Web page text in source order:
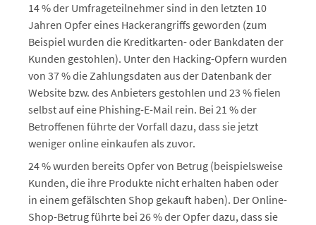
14 % der Umfrageteilnehmer sind in den letzten 10
Jahren Opfer eines Hackerangriffs geworden (zum
Beispiel wurden die Kreditkarten- oder Bankdaten der
Kunden gestohlen). Unter den Hacking-Opfern wurden
von 37 % die Zahlungsdaten aus der Datenbank der
Website bzw. des Anbieters gestohlen und 23 % fielen
selbst auf eine Phishing-E-Mail rein. Bei 21 % der
Betroffenen führte der Vorfall dazu, dass sie jetzt
weniger online einkaufen als zuvor.
24 % wurden bereits Opfer von Betrug (beispielsweise
Kunden, die ihre Produkte nicht erhalten haben oder
in einem gefälschten Shop gekauft haben). Der Online-
Shop-Betrug führte bei 26 % der Opfer dazu, dass sie